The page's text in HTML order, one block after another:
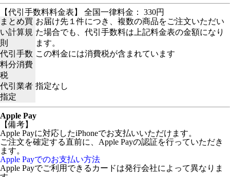
【代引手数料料金表】 全国一律料金： 330円
まとめ買
い計算規
則
お届け先１件につき、複数の商品をご注文いただい
た場合でも、代引手数料は上記料金表の金額になり
ます。
代引手数
料分消費
税
この料金には消費税が含まれています
代引業者
指定
指定なし
Apple Pay
【備考】
Apple Payに対応したiPhoneでお支払いいただけます。
ご注文を確定する直前に、Apple Payの認証を行っていただき
ます。
Apple Payでのお支払い方法
Apple Payでご利用できるカードは発行会社によって異なりま